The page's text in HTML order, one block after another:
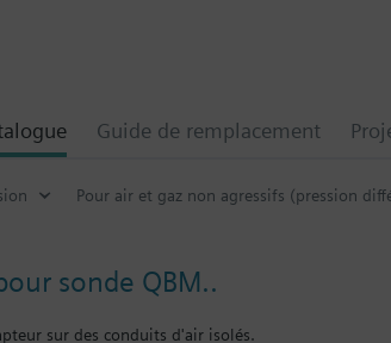
Guide de remplacement
Pour air et gaz non agressifs (pression
sonde QBM..
sur des conduits d'air isolés.